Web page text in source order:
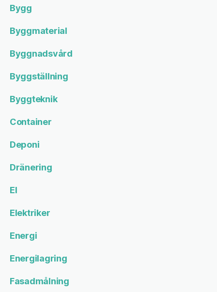
Bygg
Byggmaterial
Byggnadsvård
Byggställning
Byggteknik
Container
Deponi
Dränering
El
Elektriker
Energi
Energilagring
Fasadmålning